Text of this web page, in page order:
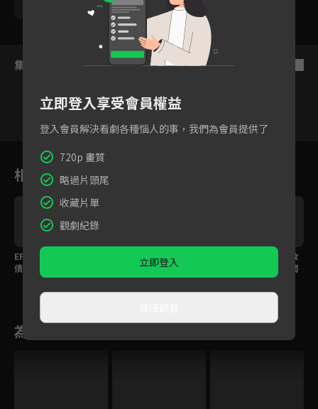
集數列表
2
相關花絮
EP11預告｜黑幫上門討
債，盧彥澤霸氣開口：
我來還！
EP10預告｜想成為爸爸
的驕傲！盧彥澤他鄉打
拼默默惦記父親
要拿回我們的西裝誰敢
阻擋！盧彥澤聯手老闆
娘霸氣反擊黑市！
為您推薦
立即登入享受會員權益
登入會員解決看劇各種惱人的事，我們為會員提供了
720p 畫質
略過片頭尾
收藏片單
觀劇紀錄
立即登入